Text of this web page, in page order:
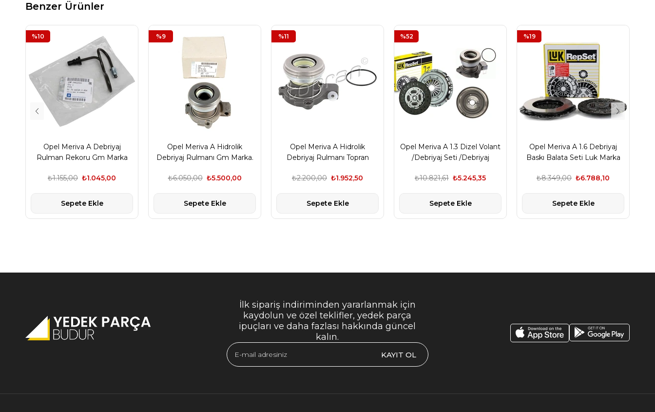
Benzer Ürünler
Opel Meriva A Debriyaj
Rulman Rekoru Gm Marka
₺1.045,00
₺1.155,00
Sepete Ekle
%10
Opel Meriva A Hidrolik
Debriyaj Rulmanı Gm Marka.
₺5.500,00
₺6.050,00
Sepete Ekle
%9
Opel Meriva A Hidrolik
Debriyaj Rulmanı Topran
₺1.952,50
₺2.200,00
Sepete Ekle
%11
Opel Meriva A 1.3 Dizel Volant
/Debriyaj Seti /Debriyaj
₺5.245,35
₺10.821,61
Sepete Ekle
%52
Opel Meriva A 1.6 Debriyaj
Baskı Balata Seti Luk Marka
₺6.788,10
₺8.349,00
Sepete Ekle
%19
İlk sipariş indiriminden yararlanmak için
kaydolun ve özel teklifler, yedek parça
ipuçları ve daha fazlası hakkında güncel
kalın.
KAYIT OL